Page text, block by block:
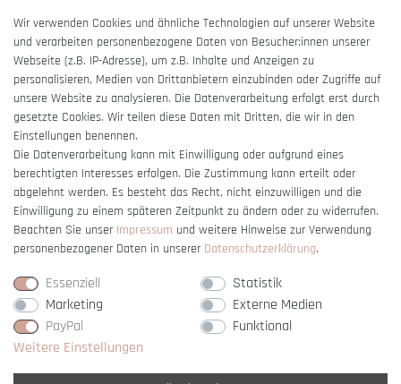
AGB
Impressum
Barrierefreiheitserklärung
Vertrag widerrufen
Wir verwenden Cookies und ähnliche Technologien auf unserer Website
und verarbeiten personenbezogene Daten von Besucher:innen unserer
Webseite (z.B. IP-Adresse), um z.B. Inhalte und Anzeigen zu
personalisieren, Medien von Drittanbietern einzubinden oder Zugriffe auf
unsere Website zu analysieren. Die Datenverarbeitung erfolgt erst durch
gesetzte Cookies. Wir teilen diese Daten mit Dritten, die wir in den
Einstellungen benennen.
Die Datenverarbeitung kann mit Einwilligung oder aufgrund eines
berechtigten Interesses erfolgen. Die Zustimmung kann erteilt oder
abgelehnt werden. Es besteht das Recht, nicht einzuwilligen und die
Einwilligung zu einem späteren Zeitpunkt zu ändern oder zu widerrufen.
Beachten Sie unser Impressum und weitere Hinweise zur Verwendung
personenbezogener Daten in unserer Daten­schutz­erklärung.
Essenziell
Statistik
Marketing
Externe Medien
PayPal
Funktional
Weitere Einstellungen